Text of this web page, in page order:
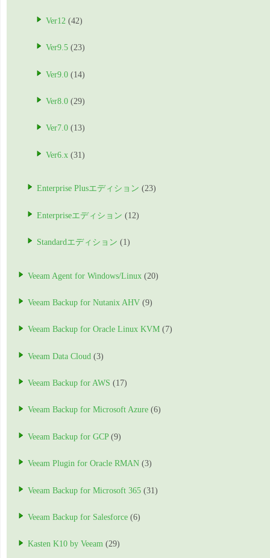
Ver12 (42)
Ver9.5 (23)
Ver9.0 (14)
Ver8.0 (29)
Ver7.0 (13)
Ver6.x (31)
Enterprise Plusエディション (23)
Enterpriseエディション (12)
Standardエディション (1)
Veeam Agent for Windows/Linux (20)
Veeam Backup for Nutanix AHV (9)
Veeam Backup for Oracle Linux KVM (7)
Veeam Data Cloud (3)
Veeam Backup for AWS (17)
Veeam Backup for Microsoft Azure (6)
Veeam Backup for GCP(9)
Veeam Plugin for Oracle RMAN (3)
Veeam Backup for Microsoft 365 (31)
Veeam Backup for Salesforce (6)
Kasten K10 by Veeam (29)